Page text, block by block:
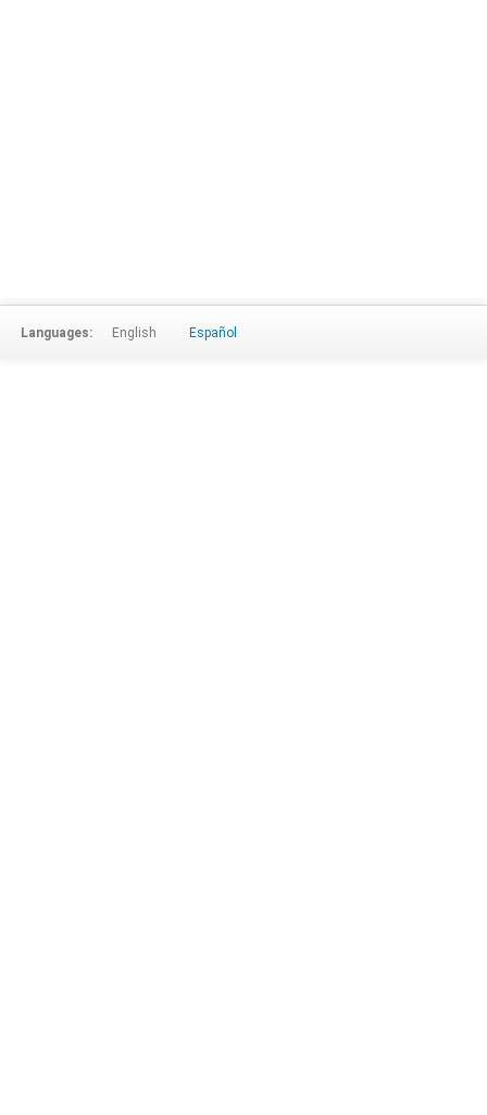
Languages: English Español